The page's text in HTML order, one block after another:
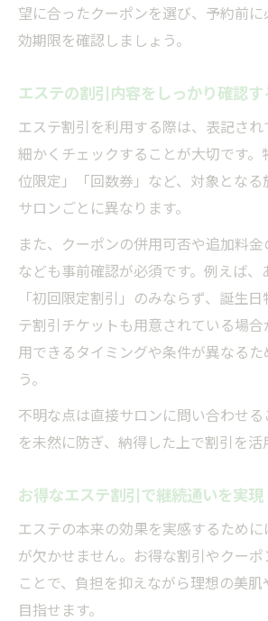
望に合ったクーポンを選び、予約前
効期限を確認しましょう。
エステの割引内容をしっかり確認
エステ割引を利用する際は、表記さ
細かくチェックすることが大切です。
位限定」「回数券」など、対象とな
サロンごとに異なります。
また、クーポンの併用可否や追加料
なども事前確認が必須です。例えば、
「初回限定割引」のみならず、誕生
テ割引チケットも用意されている場
用できるタイミングや条件が異なるた
う。
不明な点は直接サロンに問い合わせ
を未然に防ぎ、納得した上で割引を活
お得なエステ割引で継続通いを実現
エステの本来の効果を実感するため
が欠かせません。お得な割引やクー
ことで、負担を抑えながら理想の美
目指せます。